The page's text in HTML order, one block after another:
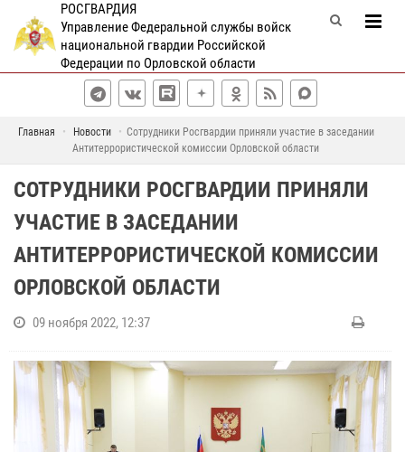
РОСГВАРДИЯ
Управление Федеральной службы войск
национальной гвардии Российской
Федерации по Орловской области
Главная Новости
Сотрудники Росгвардии приняли участие в заседании
Антитеррористической комиссии Орловской области
СОТРУДНИКИ РОСГВАРДИИ ПРИНЯЛИ
УЧАСТИЕ В ЗАСЕДАНИИ
АНТИТЕРРОРИСТИЧЕСКОЙ КОМИССИИ
ОРЛОВСКОЙ ОБЛАСТИ
09 ноября 2022, 12:37